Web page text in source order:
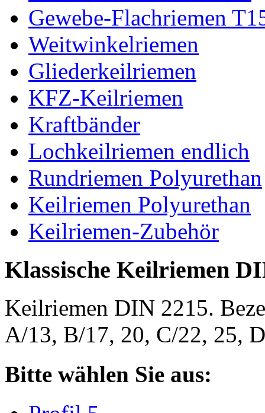
Gewebe-Flachriemen
Weitwinkelriemen
Gliederkeilriemen
KFZ-Keilriemen
Kraftbänder
Lochkeilriemen endlich
Rundriemen Polyurethan
Keilriemen Polyurethan
Keilriemen-Zubehör
Klassische Keilriemen
Keilriemen DIN 2215.
A/13, B/17, 20, C/22, 25,
Bitte wählen Sie aus: